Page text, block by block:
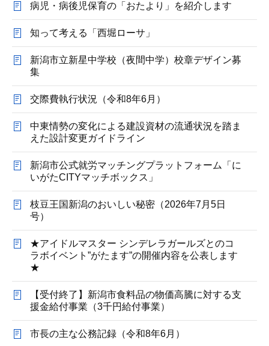
病児・病後児保育の「おたより」を紹介します
知って考える「西堀ローサ」
新潟市立新星中学校（夜間中学）校章デザイン募
集
交際費執行状況（令和8年6月）
中東情勢の変化による建設資材の流通状況を踏ま
えた設計変更ガイドライン
新潟市公式就労マッチングプラットフォーム「に
いがたCITYマッチボックス」
枝豆王国新潟のおいしい秘密（2026年7月5日
号）
★アイドルマスター シンデレラガールズとのコ
ラボイベント”がたます”の開催内容を公表します
★
【受付終了】新潟市食料品の物価高騰に対する支
援金給付事業（3千円給付事業）
市長の主な公務記録（令和8年6月）